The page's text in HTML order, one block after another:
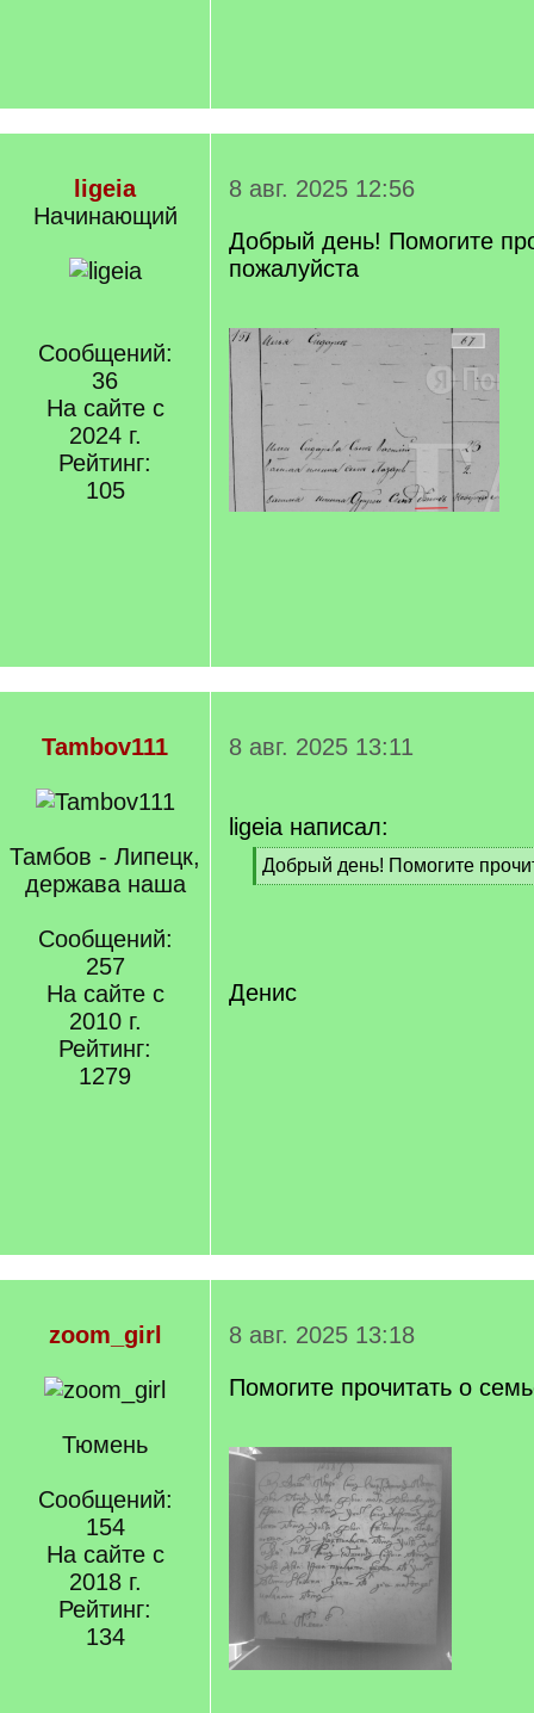
ligeia
Начинающий
Сообщений:
36
На сайте с
2024 г.
Рейтинг:
105
8 авг. 2025 12:56
Добрый день! Помогите
пожалуйста
Tambov111
Тамбов - Липецк,
держава наша
Сообщений:
257
На сайте с
2010 г.
Рейтинг:
1279
8 авг. 2025 13:11
ligeia написал:
[
q
Добрый день! Помогите
[
Денис
zoom_girl
Тюмень
Сообщений:
154
На сайте с
2018 г.
Рейтинг:
134
8 авг. 2025 13:18
Помогите прочитать о